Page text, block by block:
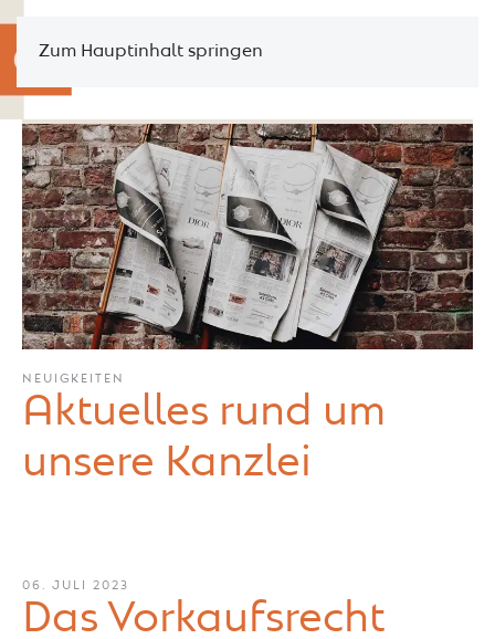
Zum Hauptinhalt springen
NEUIGKEITEN
Aktuelles rund um
unsere Kanzlei
06. JULI 2023
Das Vorkaufsrecht